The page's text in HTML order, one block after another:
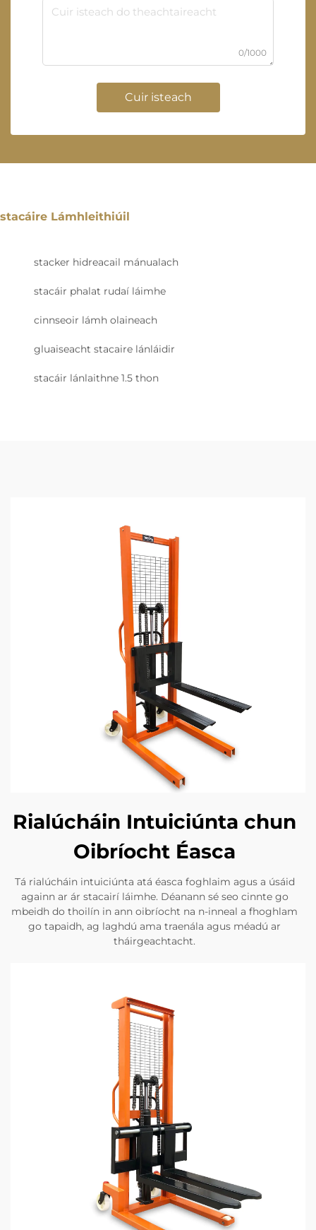
0/1000
Cuir isteach
stacáire Lámhleithiúil
stacker hidreacail mánualach
stacáir phalat rudaí láimhe
cinnseoir lámh olaineach
gluaiseacht stacaire lánláidir
stacáir lánlaithne 1.5 thon
Rialúcháin Intuiciúnta chun
Oibríocht Éasca
Tá rialúcháin intuiciúnta atá éasca foghlaim agus a úsáid
againn ar ár stacairí láimhe. Déanann sé seo cinnte go
mbeidh do thoilín in ann oibríocht na n-inneal a fhoghlam
go tapaidh, ag laghdú ama traenála agus méadú ar
tháirgeachtacht.